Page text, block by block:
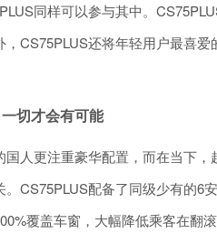
同样可以参与其中。
CS75PLUS还将年轻用户最喜
切才会有可能
人更注重豪华配置，而在当下
CS75PLUS配备了同级少有的
覆盖车窗，大幅降低乘客在翻